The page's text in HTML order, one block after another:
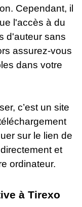
Cependant, il
l'accès à du
d'auteur sans
assurez-vous
dans votre
c’est un site
sur le lien de
et
ordinateur.
à Tirexo